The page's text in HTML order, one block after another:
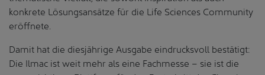
konkrete Lösungsansätze für die Life Sciences Community
eröffnete.
Damit hat die diesjährige Ausgabe eindrucksvoll bestätigt:
Die Ilmac ist weit mehr als eine Fachmesse – sie ist die